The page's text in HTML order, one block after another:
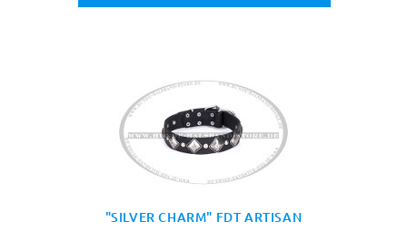
"SILVER CHARM" FDT ARTISAN